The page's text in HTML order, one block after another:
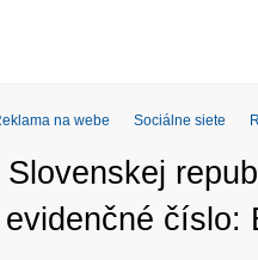
na webe Sociálne siete
číslo: